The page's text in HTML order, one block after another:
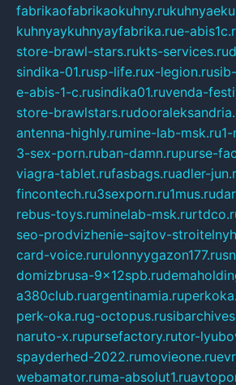
fabrikaofabrikaokuhny.ru
kuhnyaykuhnyayfabrika.rue-
store-brawl-stars.rukts-services.ru
sindika-01.rusp-life.rux-legion.ru
e-abis-1-c.rusindika01.ruvenda-
store-brawlstars.ru
antenna-highly.rumine-lab-msk.ru
3-sex-porn.ruban-damn.rupurse-
viagra-tablet.rufasbags.ruadler-
fincontech.ru3sexporn.ru1mus.ru
rebus-toys.ruminelab-msk.ru
seo-prodvizhenie-sajtov-
card-voice.rurulonnyygazon177.ru
domizbrusa-9x12spb.ru
a380club.ruargentinamia.ru
perk-oka.rug-octopus.ru
naruto-x.rupursefactory.rutor-
spayderhed-2022.rumovieone.ru
webamator.ruma-absolut1.ru